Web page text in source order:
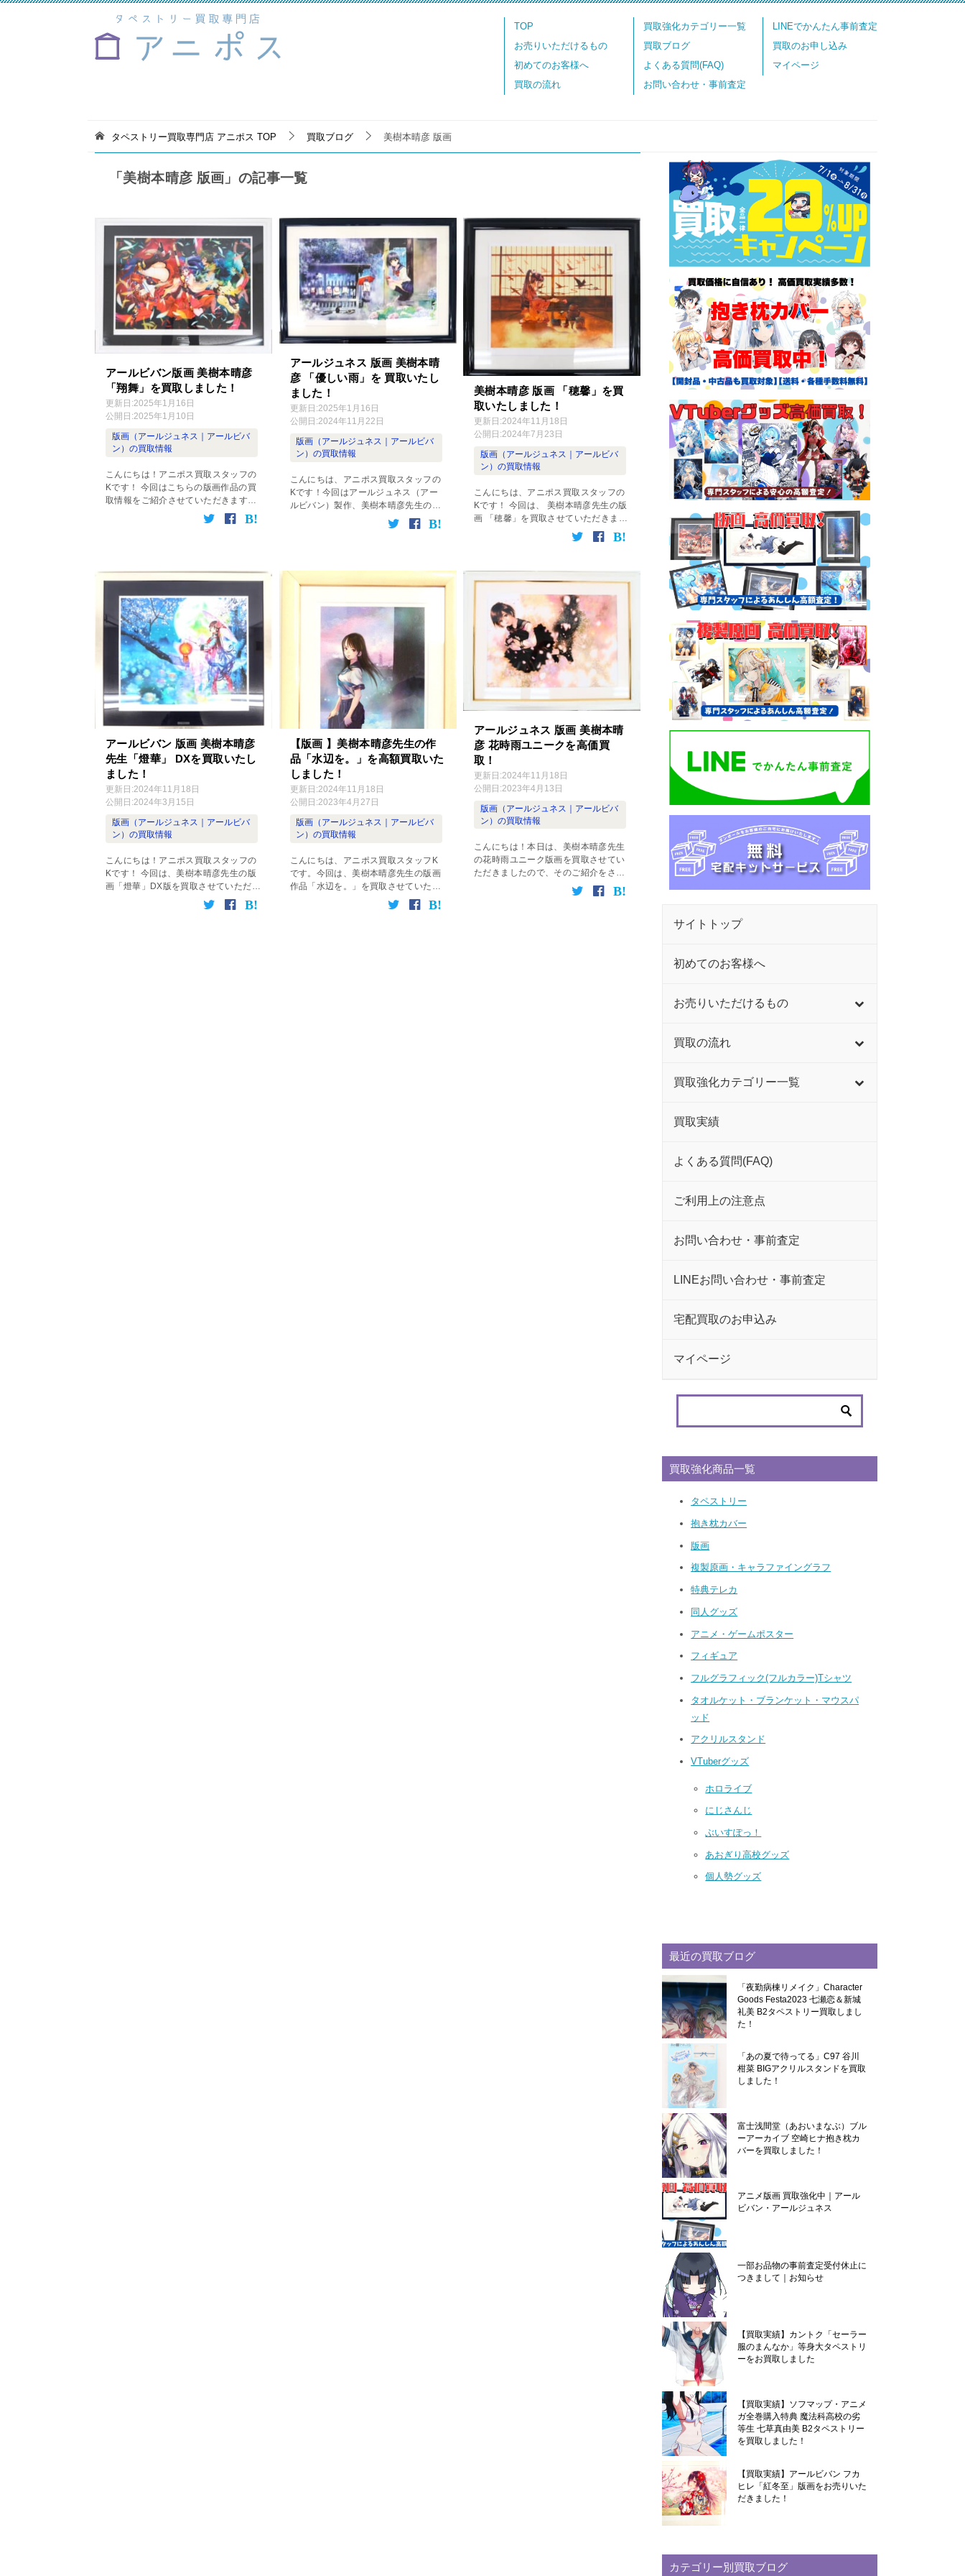
TOP
お売りいただけるもの
初めてのお客様へ
買取の流れ
買取強化カテゴリー一覧
買取ブログ
よくある質問(FAQ)
お問い合わせ・事前査定
LINEでかんたん事前査定
買取のお申し込み
マイページ
タペストリー買取専門店 アニポス TOP 買取ブログ 美樹本晴彦 版画
「美樹本晴彦 版画」の記事一覧
アールビバン版画 美樹本晴彦
「翔舞」を買取しました！
更新日:2025年1月16日
公開日:2025年1月10日
版画（アールジュネス｜アールビバ
ン）の買取情報
こんにちは！アニポス買取スタッフの
Kです！ 今回はこちらの版画作品の買
取情報をご紹介させていただきます。
版画 美樹本晴彦「翔舞」 買取商品に
ついて こちらは、美樹本晴彦先生が手
アールジュネス 版画 美樹本晴
彦 「優しい雨」を 買取いたし
ました！
更新日:2025年1月16日
公開日:2024年11月22日
版画（アールジュネス｜アールビバ
ン）の買取情報
こんにちは、アニポス買取スタッフの
Kです！今回はアールジュネス（アー
ルビバン）製作、美樹本晴彦先生の版
画「優しい雨」を買取いたしましたの
で、そちらについてご紹介させていた
美樹本晴彦 版画 「穂馨」を買
取いたしました！
更新日:2024年11月18日
公開日:2024年7月23日
版画（アールジュネス｜アールビバ
ン）の買取情報
こんにちは、アニポス買取スタッフの
Kです！ 今回は、 美樹本晴彦先生の版
画 「穂馨」を買取させていただきまし
たので、そちらについてご紹介させて
いただきます！ 美樹本晴彦 版画 「穂
馨 […]
アールビバン 版画 美樹本晴彦
先生「燈華」 DXを買取いたし
ました！
更新日:2024年11月18日
公開日:2024年3月15日
版画（アールジュネス｜アールビバ
ン）の買取情報
こんにちは！アニポス買取スタッフの
Kです！ 今回は、美樹本晴彦先生の版
画「燈華」DX版を買取させていただき
ましたので、そちらについてご紹介い
たします！ 「アールビバン 版画 美樹
【版画 】美樹本晴彦先生の作
品「水辺を。」を高額買取いた
しました！
更新日:2024年11月18日
公開日:2023年4月27日
版画（アールジュネス｜アールビバ
ン）の買取情報
こんにちは、アニポス買取スタッフK
です。今回は、美樹本晴彦先生の版画
作品「水辺を。」を買取させていただ
きましたので、こちらの商品について
の詳細と感想をご紹介させていただき
アールジュネス 版画 美樹本晴
彦 花時雨ユニークを高価買
取！
更新日:2024年11月18日
公開日:2023年4月13日
版画（アールジュネス｜アールビバ
ン）の買取情報
こんにちは！本日は、美樹本晴彦先生
の花時雨ユニーク版画を買取させてい
ただきましたので、そのご紹介をさせ
ていただきます。 商品概要 作家名：
美樹本晴彦 作品名：花時雨ユニーク
サイトトップ
初めてのお客様へ
お売りいただけるもの
買取の流れ
買取強化カテゴリー一覧
買取実績
よくある質問(FAQ)
ご利用上の注意点
お問い合わせ・事前査定
LINEお問い合わせ・事前査定
宅配買取のお申込み
マイページ
買取強化商品一覧
タペストリー
抱き枕カバー
版画
複製原画・キャラファイングラフ
特典テレカ
同人グッズ
アニメ・ゲームポスター
フィギュア
フルグラフィック(フルカラー)Tシャツ
タオルケット・ブランケット・マウスパ
ッド
アクリルスタンド
VTuberグッズ
ホロライブ
にじさんじ
ぶいすぽっ！
あおぎり高校グッズ
個人勢グッズ
最近の買取ブログ
「夜勤病棟リメイク」Character
Goods Festa2023 七瀬恋＆新城
礼美 B2タペストリー買取しまし
た！
「あの夏で待ってる」C97 谷川
柑菜 BIGアクリルスタンドを買取
しました！
富士浅間堂（あおいまなぶ）ブル
ーアーカイブ 空崎ヒナ抱き枕カ
バーを買取しました！
アニメ版画 買取強化中｜アール
ビバン・アールジュネス
一部お品物の事前査定受付休止に
つきまして｜お知らせ
【買取実績】カントク「セーラー
服のまんなか」等身大タペストリ
ーをお買取しました
【買取実績】ソフマップ・アニメ
ガ全巻購入特典 魔法科高校の劣
等生 七草真由美 B2タペストリー
を買取しました！
【買取実績】アールビバン フカ
ヒレ「紅冬至」版画をお売りいた
だきました！
カテゴリー別買取ブログ